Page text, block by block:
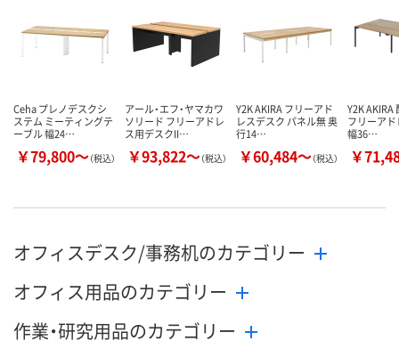
お取り扱い終了しま
した
カゴへ
Ceha プレノデスクシ
ステム ミーティングテ
ーブル 幅24…
￥79,800～（税込）
アール・エフ・ヤマカワ
ソリード フリーアドレ
ス用デスクII…
￥93,822～（税込）
Y2K AKIRA フリーアド
レスデスク パネル無 奥
行14…
￥60,484～（税込）
Y2K AKIRA
フリーア
幅36…
￥
オフィスデスク/事務机のカテゴリー
オフィス用品のカテゴリー
作業・研究用品のカテゴリー